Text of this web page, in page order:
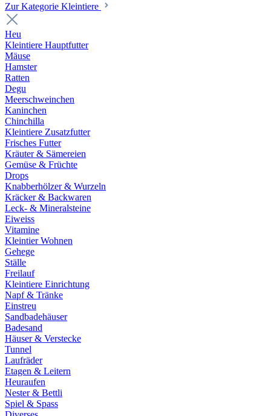
Zur Kategorie Kleintiere
Heu
Kleintiere Hauptfutter
Mäuse
Hamster
Ratten
Degu
Meerschweinchen
Kaninchen
Chinchilla
Kleintiere Zusatzfutter
Frisches Futter
Kräuter & Sämereien
Gemüse & Früchte
Drops
Knabberhölzer & Wurzeln
Kräcker & Backwaren
Leck- & Mineralsteine
Eiweiss
Vitamine
Kleintier Wohnen
Gehege
Ställe
Freilauf
Kleintiere Einrichtung
Napf & Tränke
Einstreu
Sandbadehäuser
Badesand
Häuser & Verstecke
Tunnel
Laufräder
Etagen & Leitern
Heuraufen
Nester & Bettli
Spiel & Spass